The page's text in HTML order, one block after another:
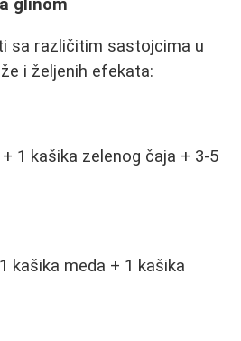
glinom
sa različitim sastojcima u
i željenih efekata:
1 kašika zelenog čaja + 3-5
kašika meda + 1 kašika